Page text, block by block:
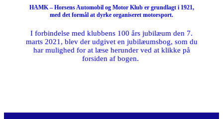
HAMK – Horsens Automobil og Motor Klub er grundlagt i 1921,
med det formål at dyrke organiseret motorsport.
I forbindelse med klubbens 100 års jubilæum den 7.
marts 2021, blev der udgivet en jubilæumsbog, som du
har mulighed for at læse herunder ved at klikke på
forsiden af bogen.